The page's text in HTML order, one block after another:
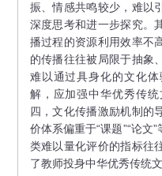
振、情感共鸣较少，难以
深度思考和进一步探究。
播过程的资源利用效率不
的传播往往被局限于抽象
难以通过具身化的文化
解，应加强中华优秀传
四，文化传播激励机制的
价体系偏重于“课题”“论文
类难以量化评价的指标往
了教师投身中华优秀传统